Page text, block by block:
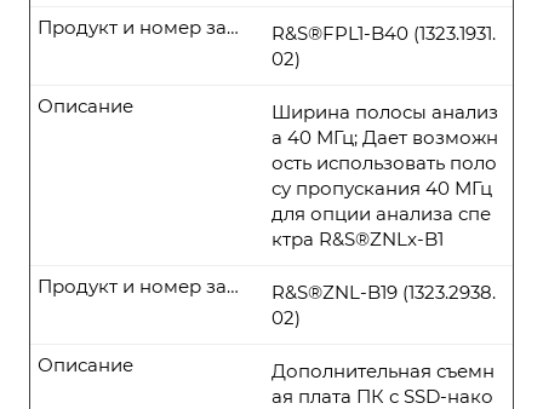
R&S®FPL1-B40 (1323.1931.
02)
Продукт и номер заказа
Ширина полосы анализ
а 40 МГц; Дает возможн
ость использовать поло
су пропускания 40 МГц
для опции анализа спе
ктра R&S®ZNLx-B1
Описание
R&S®ZNL-B19 (1323.2938.
02)
Продукт и номер заказа
Дополнительная съемн
ая плата ПК с SSD-нако
Описание